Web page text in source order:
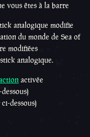
vous êtes à la barre
analogique modifie
du monde de Sea of
modifiées
analogique.
activée
dessous)